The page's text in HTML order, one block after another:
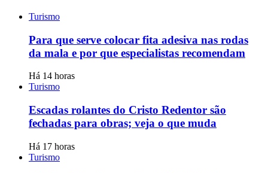
Turismo
Para que serve colocar fita adesiva nas rodas
da mala e por que especialistas recomendam
Há 14 horas
Turismo
Escadas rolantes do Cristo Redentor são
fechadas para obras; veja o que muda
Há 17 horas
Turismo